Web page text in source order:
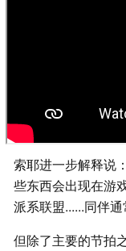
索耶进一步解释说
些东西会出现在游
派系联盟......同伴通
但除了主要的节拍